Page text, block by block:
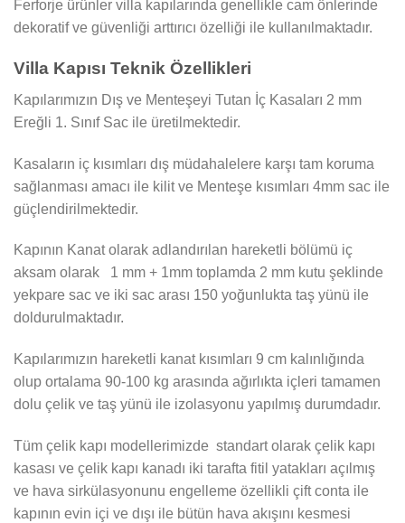
Ferforje ürünler villa kapılarında genellikle cam önlerinde
dekoratif ve güvenliği arttırıcı özelliği ile kullanılmaktadır.
Villa Kapısı Teknik Özellikleri
Kapılarımızın Dış ve Menteşeyi Tutan İç Kasaları 2 mm
Ereğli 1. Sınıf Sac ile üretilmektedir.
Kasaların iç kısımları dış müdahalelere karşı tam koruma
sağlanması amacı ile kilit ve Menteşe kısımları 4mm sac ile
güçlendirilmektedir.
Kapının Kanat olarak adlandırılan hareketli bölümü iç
aksam olarak 1 mm + 1mm toplamda 2 mm kutu şeklinde
yekpare sac ve iki sac arası 150 yoğunlukta taş yünü ile
doldurulmaktadır.
Kapılarımızın hareketli kanat kısımları 9 cm kalınlığında
olup ortalama 90-100 kg arasında ağırlıkta içleri tamamen
dolu çelik ve taş yünü ile izolasyonu yapılmış durumdadır.
Tüm çelik kapı modellerimizde standart olarak çelik kapı
kasası ve çelik kapı kanadı iki tarafta fitil yatakları açılmış
ve hava sirkülasyonunu engelleme özellikli çift conta ile
kapının evin içi ve dışı ile bütün hava akışını kesmesi